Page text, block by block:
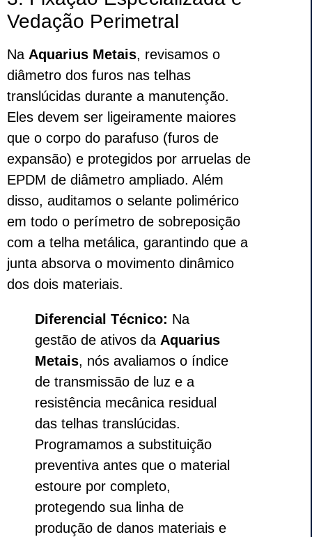
Vedação Perimetral
Na Aquarius Metais, revisamos o
diâmetro dos furos nas telhas
translúcidas durante a manutenção.
Eles devem ser ligeiramente maiores
que o corpo do parafuso (furos de
expansão) e protegidos por arruelas de
EPDM de diâmetro ampliado. Além
disso, auditamos o selante polimérico
em todo o perímetro de sobreposição
com a telha metálica, garantindo que a
junta absorva o movimento dinâmico
dos dois materiais.
Diferencial Técnico: Na
gestão de ativos da Aquarius
Metais, nós avaliamos o índice
de transmissão de luz e a
resistência mecânica residual
das telhas translúcidas.
Programamos a substituição
preventiva antes que o material
estoure por completo,
protegendo sua linha de
produção de danos materiais e